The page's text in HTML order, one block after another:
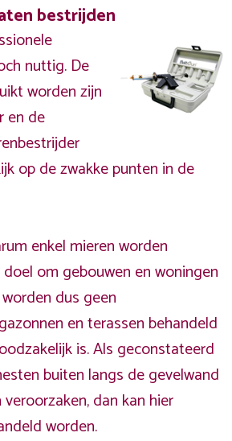
bestrijden
nuttig. De
worden zijn
en de
op de zwakke punten in de
enkel mieren worden
om gebouwen en woningen
dus geen
en terassen behandeld
is. Als geconstateerd
buiten langs de gevelwand
dan kan hier
worden.